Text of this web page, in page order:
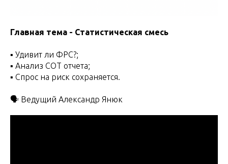
Главная тема - Статистическая смесь
▪️ Удивит ли ФРС?;
▪️ Анализ СОТ отчета;
▪️ Спрос на риск сохраняется.
🗣 Ведущий Александр Янюк